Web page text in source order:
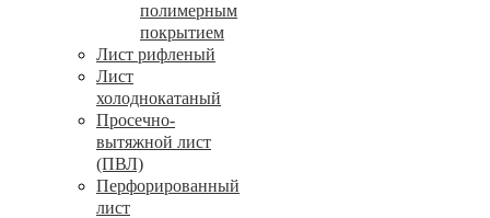
полимерным
покрытием
Лист рифленый
Лист
холоднокатаный
Просечно-
вытяжной лист
(ПВЛ)
Перфорированный
лист